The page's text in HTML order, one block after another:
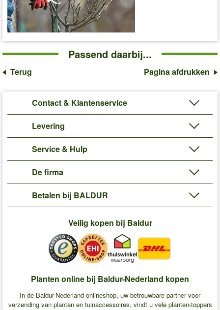
Passend daarbij...
Terug Pagina afdrukken
Contact & Klantenservice
Levering
Service & Hulp
De firma
Betalen bij BALDUR
Veilig kopen bij Baldur
Planten online bij Baldur-Nederland kopen
In de Baldur-Nederland onlineshop, uw betrouwbare partner voor
verzending van planten en tuinaccessoires, vindt u vele planten-toppers